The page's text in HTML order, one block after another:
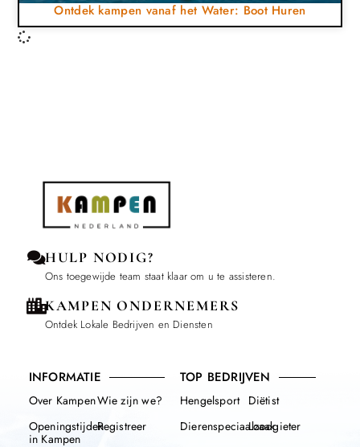
Ontdek kampen vanaf het Water: Boot Huren
HULP NODIG?
Ons toegewijde team staat klaar om u te assisteren.
KAMPEN ONDERNEMERS
Ontdek Lokale Bedrijven en Diensten
INFORMATIE
Over Kampen
Openingstijden
in Kampen
Wie zijn we?
Registreer
TOP BEDRIJVEN
Hengelsport
Dierenspeciaalzaak
Diëtist
Loodgieter